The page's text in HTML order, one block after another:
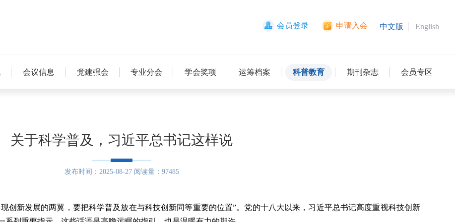
会员登录 申请入会 中文版 English
会议信息 党建强会 专业分会 学会奖项 运筹档案 科普教育 期刊杂志 会员专区
关于科学普及，习近平总书记这样说
发布时间：2025-08-27 阅读量：97485
新发展的两翼，要把科学普及放在与科技创新同等重要的位置”。党的十八大以来，习近平总书记高度重视科技创新